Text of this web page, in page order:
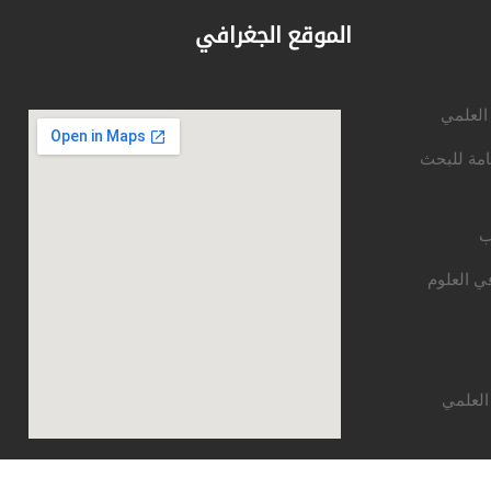
العلمي
للبحث
العلوم
الموقع الجغرافي